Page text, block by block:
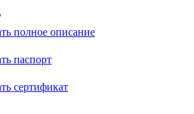
полное описание
паспорт
сертификат